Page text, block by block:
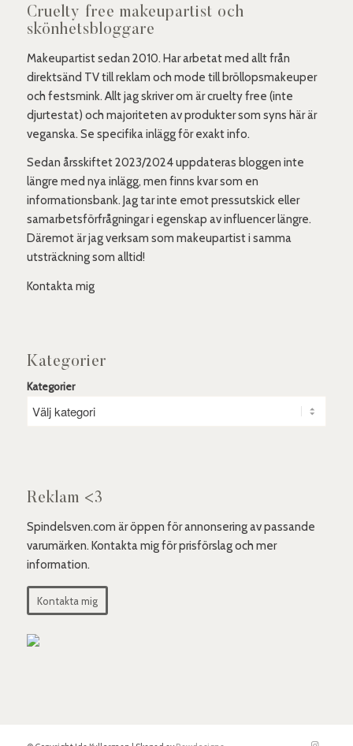
Cruelty free makeupartist och
skönhetsbloggare
Makeupartist sedan 2010. Har arbetat med allt från
direktsänd TV till reklam och mode till bröllopsmakeuper
och festsmink. Allt jag skriver om är cruelty free (inte
djurtestat) och majoriteten av produkter som syns här är
veganska. Se specifika inlägg för exakt info.
Sedan årsskiftet 2023/2024 uppdateras bloggen inte
längre med nya inlägg, men finns kvar som en
informationsbank. Jag tar inte emot pressutskick eller
samarbetsförfrågningar i egenskap av influencer längre.
Däremot är jag verksam som makeupartist i samma
utsträckning som alltid!
Kontakta mig
Kategorier
Kategorier
Reklam <3
Spindelsven.com är öppen för annonsering av passande
varumärken. Kontakta mig för prisförslag och mer
information.
Kontakta mig